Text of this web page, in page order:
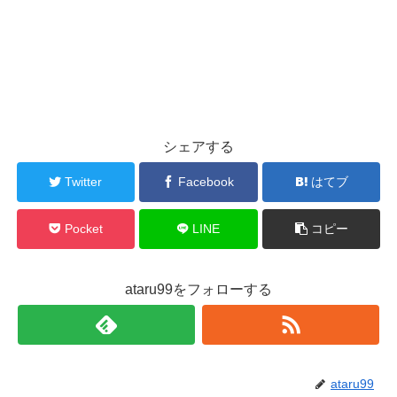
シェアする
Twitter Facebook はてブ
Pocket LINE コピー
ataru99をフォローする
ataru99